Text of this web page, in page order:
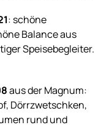
: schöne
Balance aus
Speisebegleiter.
aus der Magnum:
Dörrzwetschken,
rund und